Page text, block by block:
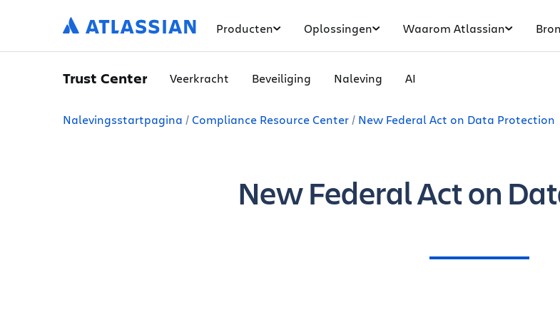
Producten Oplossingen Waarom Atlassian
Trust Center Veerkracht Beveiliging Naleving AI
Nalevingsstartpagina Compliance Resource Center New Federal Act on Data Protection
New Federal Act on